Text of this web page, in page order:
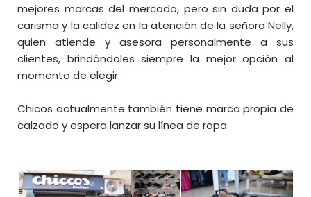
mejores marcas del mercado, pero sin duda por el
carisma y la calidez en la atención de la señora Nelly,
quien atiende y asesora personalmente a sus
clientes, brindándoles siempre la mejor opción al
momento de elegir.
Chicos actualmente también tiene marca propia de
calzado y espera lanzar su línea de ropa.